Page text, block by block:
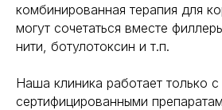
комбинированная терапия для
могут сочетаться вместе
нити, ботулотоксин и т.п.
Наша клиника работает только с
сертифицированными